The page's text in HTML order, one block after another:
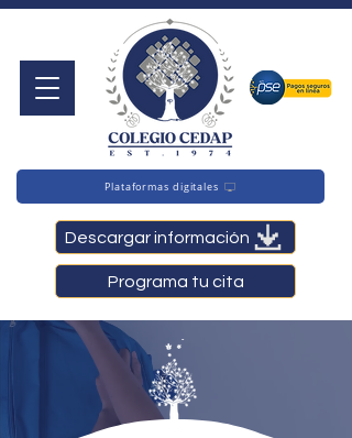
Plataformas digitales
Descargar información
Programa tu cita